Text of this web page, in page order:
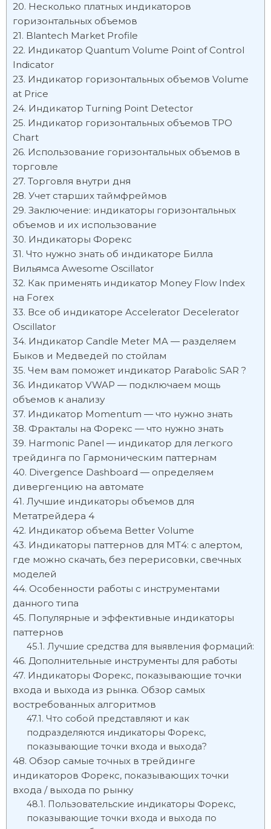
Несколько платных индикаторов
горизонтальных объемов
Blantech Market Profile
Индикатор Quantum Volume Point of Control
Indicator
Индикатор горизонтальных объемов Volume
at Price
Индикатор Turning Point Detector
Индикатор горизонтальных объемов TPO
Chart
Использование горизонтальных объемов в
торговле
Торговля внутри дня
Учет старших таймфреймов
Заключение: индикаторы горизонтальных
объемов и их использование
Индикаторы Форекс
Что нужно знать об индикаторе Билла
Вильямса Awesome Oscillator
Как применять индикатор Money Flow Index
на Forex
Все об индикаторе Accelerator Decelerator
Oscillator
Индикатор Candle Meter MA — разделяем
Быков и Медведей по стойлам
Чем вам поможет индикатор Parabolic SAR ?
Индикатор VWAP — подключаем мощь
объемов к анализу
Индикатор Momentum — что нужно знать
Фракталы на Форекс — что нужно знать
Harmonic Panel — индикатор для легкого
трейдинга по Гармоническим паттернам
Divergence Dashboard — определяем
дивергенцию на автомате
Лучшие индикаторы объемов для
Метатрейдера 4
Индикатор объема Better Volume
Индикаторы паттернов для МТ4: с алертом,
где можно скачать, без перерисовки, свечных
моделей
Особенности работы с инструментами
данного типа
Популярные и эффективные индикаторы
паттернов
Лучшие средства для выявления формаций:
Дополнительные инструменты для работы
Индикаторы Форекс, показывающие точки
входа и выхода из рынка. Обзор самых
востребованных алгоритмов
Что собой представляют и как
подразделяются индикаторы Форекс,
показывающие точки входа и выхода?
Обзор самые точных в трейдинге
индикаторов Форекс, показывающих точки
входа / выхода по рынку
Пользовательские индикаторы Форекс,
показывающие точки входа и выхода по